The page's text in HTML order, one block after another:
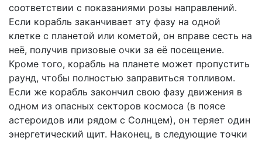
соответствии с показаниями розы направлений.
Если корабль заканчивает эту фазу на одной
клетке с планетой или кометой, он вправе сесть на
неё, получив призовые очки за её посещение.
Кроме того, корабль на планете может пропустить
раунд, чтобы полностью заправиться топливом.
Если же корабль закончил свою фазу движения в
одном из опасных секторов космоса (в поясе
астероидов или рядом с Солнцем), он теряет один
энергетический щит. Наконец, в следующие точки